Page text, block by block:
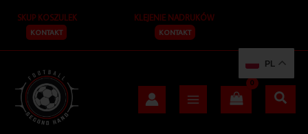
treści
SKUP KOSZULEK
KONTAKT
KLEJENIE NADRUKÓW
KONTAKT
PL